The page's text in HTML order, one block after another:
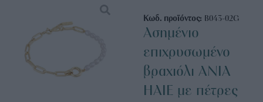
Κωδ. προϊόντος: B043-02G
Ασημένιο
επιχρυσωμένο
βραχιόλι ANIA
HAIE με πέτρες